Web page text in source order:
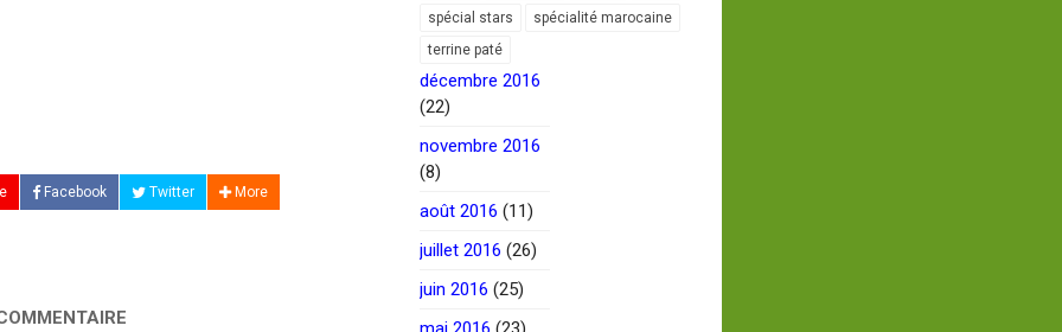
Facebook Twitter More
spécial stars
spécialité marocaine
terrine paté
décembre 2016
(22)
novembre 2016
(8)
août 2016 (11)
juillet 2016 (26)
juin 2016 (25)